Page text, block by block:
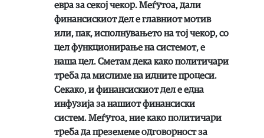
евра за секој чекор. Меѓутоа, дали
финансискиот дел е главниот мотив
или, пак, исполнувањето на тој чекор, со
цел функционирање на системот, е
наша цел. Сметам дека како политичари
треба да мислиме на идните процеси.
Секако, и финансискиот дел е една
инфузија за нашиот финансиски
систем. Меѓутоа, ние како политичари
треба да преземеме одговорност за